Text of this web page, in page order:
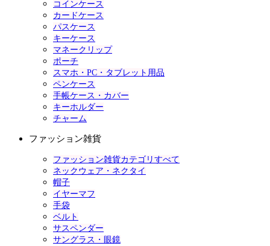
コインケース
カードケース
パスケース
キーケース
マネークリップ
ポーチ
スマホ・PC・タブレット用品
ペンケース
手帳ケース・カバー
キーホルダー
チャーム
ファッション雑貨
ファッション雑貨カテゴリすべて
ネックウェア・ネクタイ
帽子
イヤーマフ
手袋
ベルト
サスペンダー
サングラス・眼鏡